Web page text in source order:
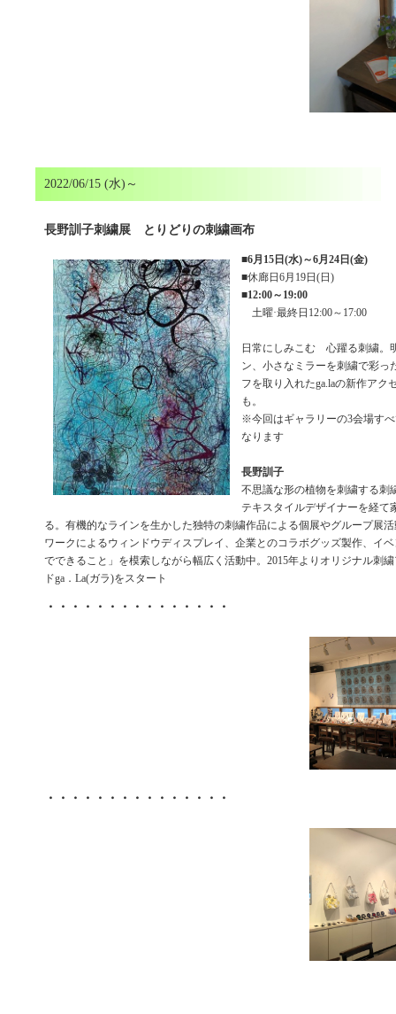
2022/06/15 (水)～
長野訓子刺繍展 とりどりの刺繍画布
■6月15日(水)～6月24日(金)
■休廊日6月19日(日)
■12:00～19:00
土曜·最終日12:00～17:00
日常にしみこむ 心躍る刺繍。
ン、小さなミラーを刺繍で彩っ
フを取り入れたga.laの新作アク
も。
※今回はギャラリーの3会場す
なります
長野訓子
不思議な形の植物を刺繍する刺
テキスタイルデザイナーを経て
る。有機的なラインを生かした独特の刺繍作品による個展やグループ展
ワークによるウィンドウディスプレイ、企業とのコラボグッズ製作、イ
でできること」を模索しながら幅広く活動中。2015年よりオリジナル刺
ドga．La(ガラ)をスタート
・・・・・・・・・・・・・・・
・・・・・・・・・・・・・・・